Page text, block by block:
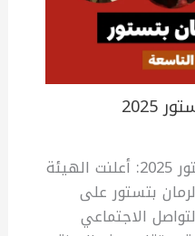
موعد مهرجان الرمان بتستور 2025: أعلنت الهيئة
بتستور على
الاجتماعي